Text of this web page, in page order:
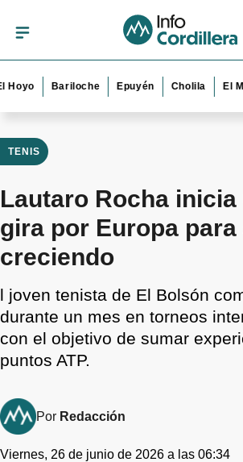
Bariloche Epuyén Cholila El
TENIS
Lautaro Rocha inicia
gira por Europa
creciendo
l joven tenista de El Bolsón
durante un mes en torneos
con el objetivo de sumar
puntos ATP.
Por Redacción
Viernes, 26 de junio de 2026 a las 06:34